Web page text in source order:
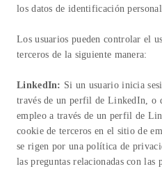
los datos de identificación
Los usuarios pueden controlar el
terceros de la siguiente manera:
LinkedIn: Si un usuario inicia
través de un perfil de LinkedIn, o
empleo a través de un perfil de
cookie de terceros en el sitio de
se rigen por una política de
las preguntas relacionadas con